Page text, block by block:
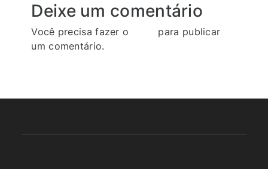
Deixe um comentário
Você precisa fazer o
para publicar
um comentário.